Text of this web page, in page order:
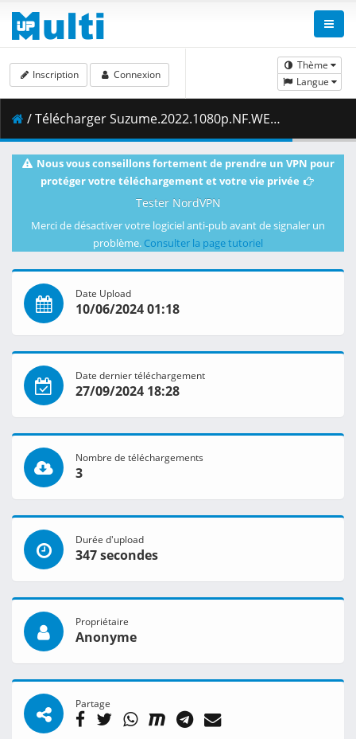
Thème
Langue
Inscription Connexion
/ Télécharger Suzume.2022.1080p.NF.WEB-DL.DDP5.1.H.264-ZigZag.mkv.008 ( 489.85 MB )
Nous vous conseillons fortement de prendre un VPN pour
protéger votre téléchargement et votre vie privée
Tester NordVPN
Merci de désactiver votre logiciel anti-pub avant de signaler un
problème. Consulter la page tutoriel
Date Upload
10/06/2024 01:18
Date dernier téléchargement
27/09/2024 18:28
Nombre de téléchargements
3
Durée d'upload
347 secondes
Propriétaire
Anonyme
Partage